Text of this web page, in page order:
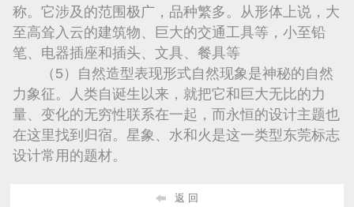
称。它涉及的范围极广，品种繁多。从形体上说，大
至高耸入云的建筑物、巨大的交通工具等，小至铅
笔、电器插座和插头、文具、餐具等
（5）自然造型表现形式自然现象是神秘的自然
力象征。人类自诞生以来，就把它和巨大无比的力
量、变化的无穷性联系在一起，而永恒的设计主题也
在这里找到归宿。星象、水和火是这一类型东莞标志
设计常用的题材。
返 回